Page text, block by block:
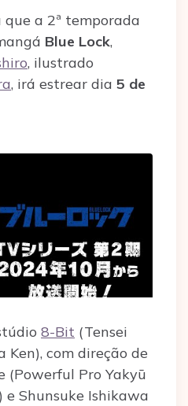
que a 2ª temporada
Blue Lock,
, ilustrado
, irá estrear dia 5 de
8-Bit (Tensei
com direção de
(Powerful Pro Yakyū
e Shunsuke Ishikawa